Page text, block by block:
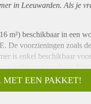
in Leeuwarden. Als je
m²) beschikbaar in een
De voorzieningen zoals
is enkel beschikbaar
met goede
en andere
fiets of openbaar vervoer.
MET EEN PAKKET!